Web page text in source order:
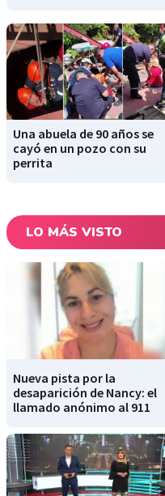
Una abuela de 90 años se
cayó en un pozo con su
perrita
LO MÁS VISTO
Nueva pista por la
desaparición de Nancy: el
llamado anónimo al 911